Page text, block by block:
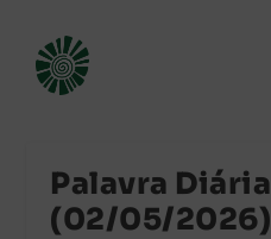
Palavra Diária
(02/05/2026)